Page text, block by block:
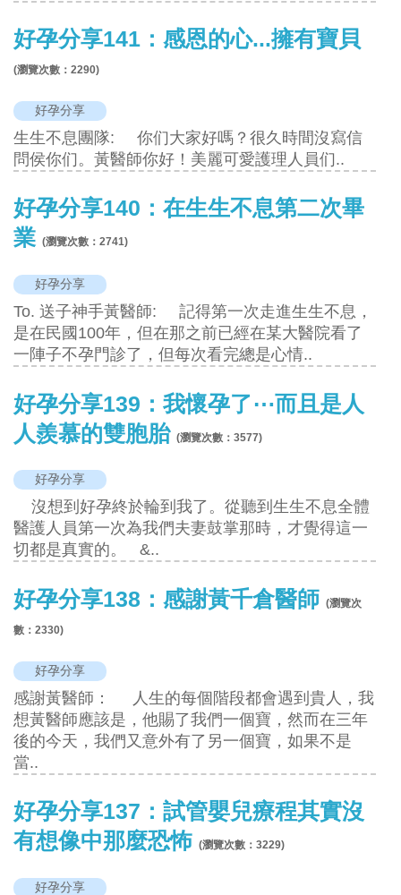
好孕分享141：感恩的心...擁有寶貝
(瀏覽次數：2290)
好孕分享
生生不息團隊: 你们大家好嗎？很久時間沒寫信
問侯你们。黃醫師你好！美麗可愛護理人員们..
好孕分享140：在生生不息第二次畢
業 (瀏覽次數：2741)
好孕分享
To. 送子神手黃醫師: 記得第一次走進生生不息，
是在民國100年，但在那之前已經在某大醫院看了
一陣子不孕門診了，但每次看完總是心情..
好孕分享139：我懷孕了⋯而且是人
人羨慕的雙胞胎 (瀏覽次數：3577)
好孕分享
沒想到好孕終於輪到我了。從聽到生生不息全體
醫護人員第一次為我們夫妻鼓掌那時，才覺得這一
切都是真實的。 &..
好孕分享138：感謝黃千倉醫師 (瀏覽次
數：2330)
好孕分享
感謝黃醫師： 人生的每個階段都會遇到貴人，我
想黃醫師應該是，他賜了我們一個寶，然而在三年
後的今天，我們又意外有了另一個寶，如果不是
當..
好孕分享137：試管嬰兒療程其實沒
有想像中那麼恐怖 (瀏覽次數：3229)
好孕分享